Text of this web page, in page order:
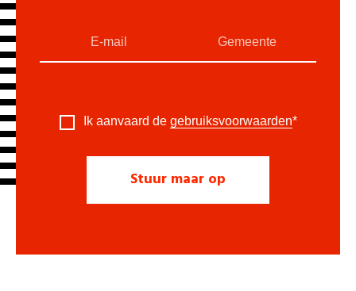
Ik aanvaard de gebruiksvoorwaarden*